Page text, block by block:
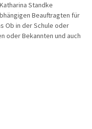
Standke
Beauftragten für
Ob in der Schule oder
oder Bekannten und auch